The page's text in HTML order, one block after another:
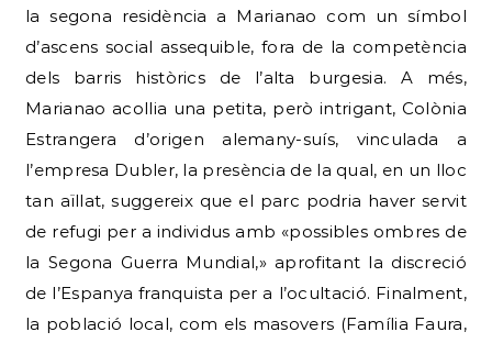
la segona residència a Marianao com un símbol
d’ascens social assequible, fora de la competència
dels barris històrics de l’alta burgesia. A més,
Marianao acollia una petita, però intrigant, Colònia
Estrangera d’origen alemany-suís, vinculada a
l’empresa Dubler, la presència de la qual, en un lloc
tan aïllat, suggereix que el parc podria haver servit
de refugi per a individus amb «possibles ombres de
la Segona Guerra Mundial,» aprofitant la discreció
de l’Espanya franquista per a l’ocultació. Finalment,
la població local, com els masovers (Família Faura,